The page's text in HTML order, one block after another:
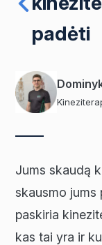
padėti
Jums skaudą
skausmo jums
paskiria
kas tai yra ir